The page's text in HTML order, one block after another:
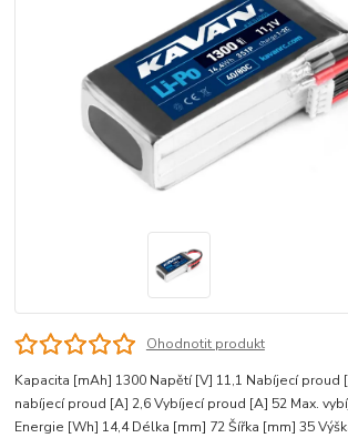
Ohodnotit produkt
Kapacita [mAh] 1300 Napětí [V] 11,1 Nabíjecí proud
nabíjecí proud [A] 2,6 Vybíjecí proud [A] 52 Max.
Energie [Wh] 14,4 Délka [mm] 72 Šířka [mm] 35